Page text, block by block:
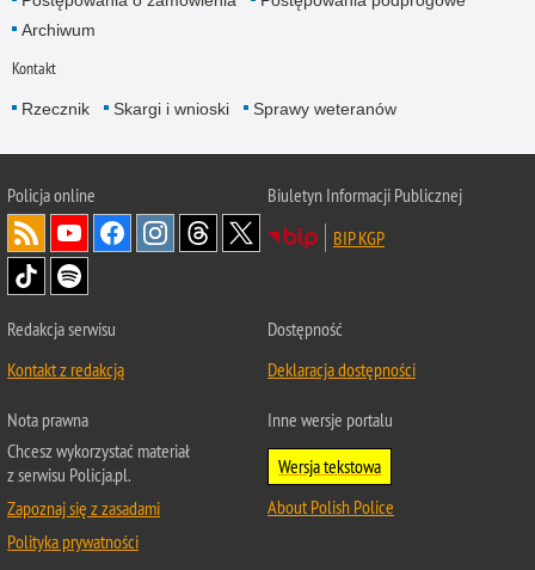
Archiwum
Kontakt
Rzecznik Skargi i wnioski Sprawy weteranów
Policjaonline
Biuletyn Informacji Publicznej
BIP KGP
Redakcja serwisu
Kontakt z redakcją
Dostępność
Deklaracja dostępności
Nota prawna
Chcesz wykorzystać materiał
z serwisu Policja.pl.
Zapoznaj się z zasadami
Polityka prywatności
Inne wersje portalu
Wersja tekstowa
About Polish Police